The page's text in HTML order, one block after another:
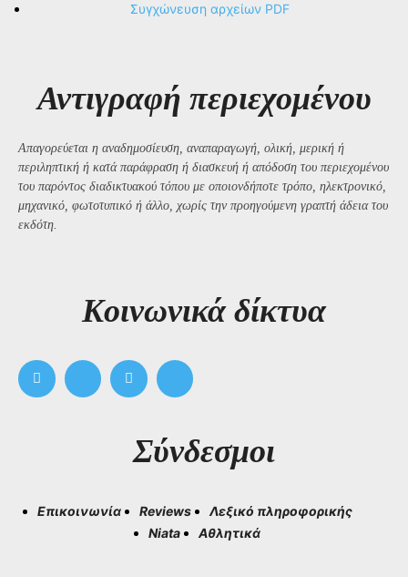
Συγχώνευση αρχείων PDF
Αντιγραφή περιεχομένου
Απαγορεύεται η αναδημοσίευση, αναπαραγωγή, ολική, μερική ή
περιληπτική ή κατά παράφραση ή διασκευή ή απόδοση του περιεχομένου
του παρόντος διαδικτυακού τόπου με οποιονδήποτε τρόπο, ηλεκτρονικό,
μηχανικό, φωτοτυπικό ή άλλο, χωρίς την προηγούμενη γραπτή άδεια του
εκδότη.
Kοινωνικά δίκτυα
Σύνδεσμοι
Επικοινωνία Reviews
Λεξικό πληροφορικής
Niata
Αθλητικά